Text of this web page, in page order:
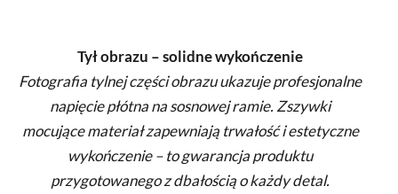
Tył obrazu – solidne wykończenie
Fotografia tylnej części obrazu ukazuje profesjonalne
napięcie płótna na sosnowej ramie. Zszywki
mocujące materiał zapewniają trwałość i estetyczne
wykończenie – to gwarancja produktu
przygotowanego z dbałością o każdy detal.